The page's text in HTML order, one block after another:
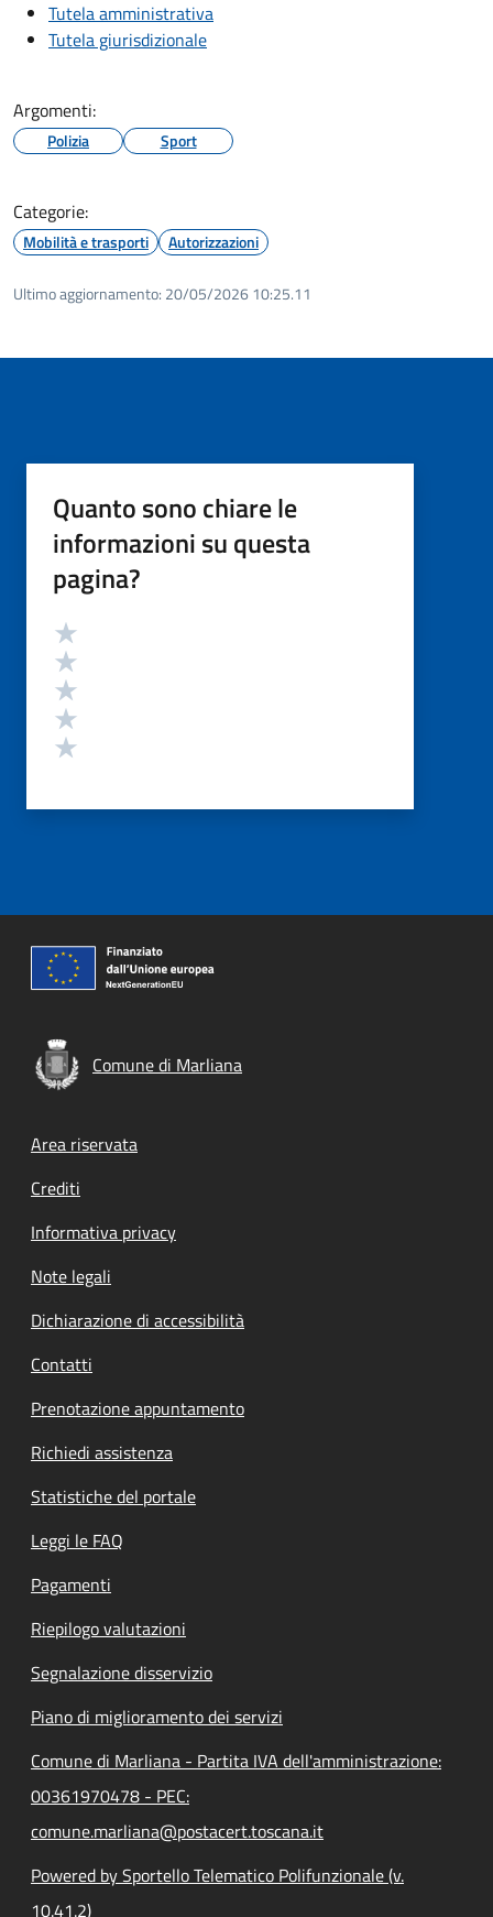
Tutela amministrativa
Tutela giurisdizionale
Argomenti:
Polizia Sport
Categorie:
Mobilità e trasporti Autorizzazioni
Ultimo aggiornamento: 20/05/2026 10:25.11
Quanto sono chiare le
informazioni su questa
pagina?
Valutazione
Comune di Marliana
Footer menu
Area riservata
Crediti
Informativa privacy
Note legali
Dichiarazione di accessibilità
Contatti
Prenotazione appuntamento
Richiedi assistenza
Statistiche del portale
Leggi le FAQ
Pagamenti
Riepilogo valutazioni
Segnalazione disservizio
Piano di miglioramento dei servizi
Comune di Marliana - Partita IVA dell'amministrazione:
00361970478 - PEC:
comune.marliana@postacert.toscana.it
Powered by Sportello Telematico Polifunzionale (v.
10.41.2)